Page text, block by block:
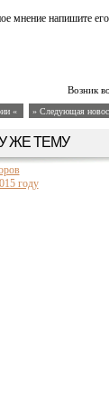
мнение напишите
Возник
« » Следующая
ЖЕ ТЕМУ
году